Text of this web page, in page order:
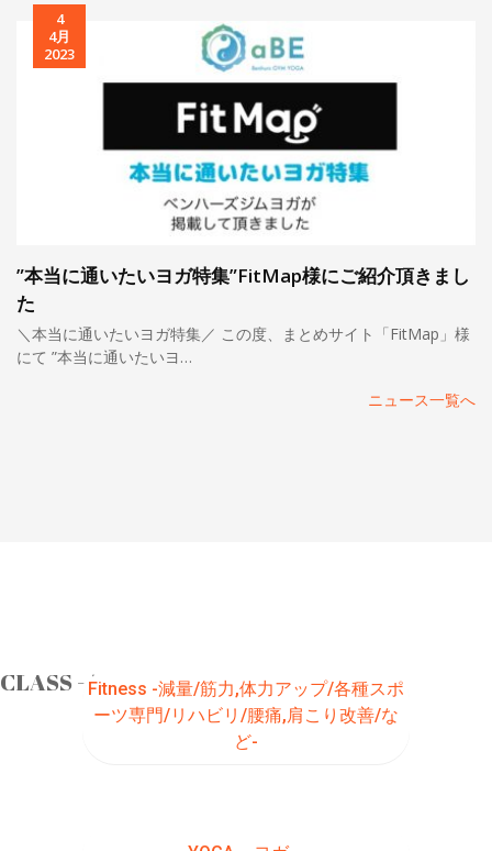
4
4月
2023
”本当に通いたいヨガ特集”FitMap様にご紹介頂きまし
た
＼本当に通いたいヨガ特集／ この度、まとめサイト「FitMap」様
にて ”本当に通いたいヨ…
ニュース一覧へ
CLASS - レッスンコース -
Fitness -減量/筋力,体力アップ/各種スポ
ーツ専門/リハビリ/腰痛,肩こり改善/な
ど-